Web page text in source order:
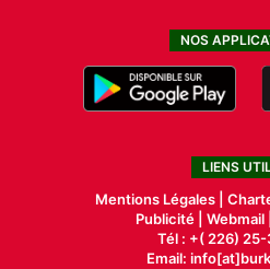
NOS
LIENS
Mentions Légales |
Publicité| Webmail |
Tél : +( 226)
Email: